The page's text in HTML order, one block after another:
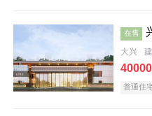
效果图 在售
大兴
40000
普通住